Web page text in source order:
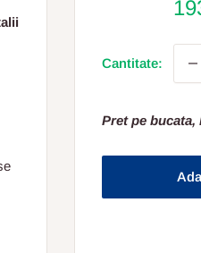
Cantitate:
Pret pe bucata,